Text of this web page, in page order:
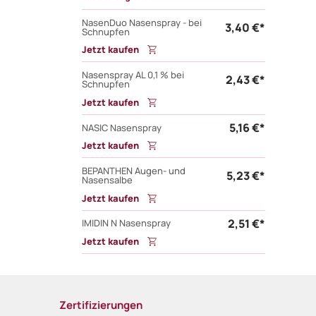
NasenDuo Nasenspray - bei
Schnupfen 3,40 €*
Jetzt kaufen
Nasenspray AL 0,1 % bei
Schnupfen 2,43 €*
Jetzt kaufen
NASIC Nasenspray
5,16 €*
Jetzt kaufen
BEPANTHEN Augen- und
Nasensalbe 5,23 €*
Jetzt kaufen
IMIDIN N Nasenspray
2,51 €*
Jetzt kaufen
Zertifizierungen